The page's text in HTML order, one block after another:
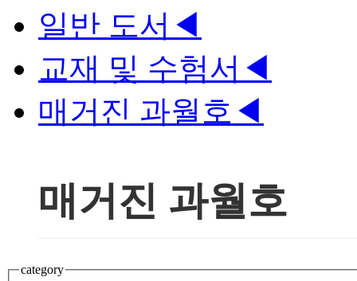
일반 도서 ◀
교재 및 수험서 ◀
매거진 과월호 ◀
매거진 과월호
category